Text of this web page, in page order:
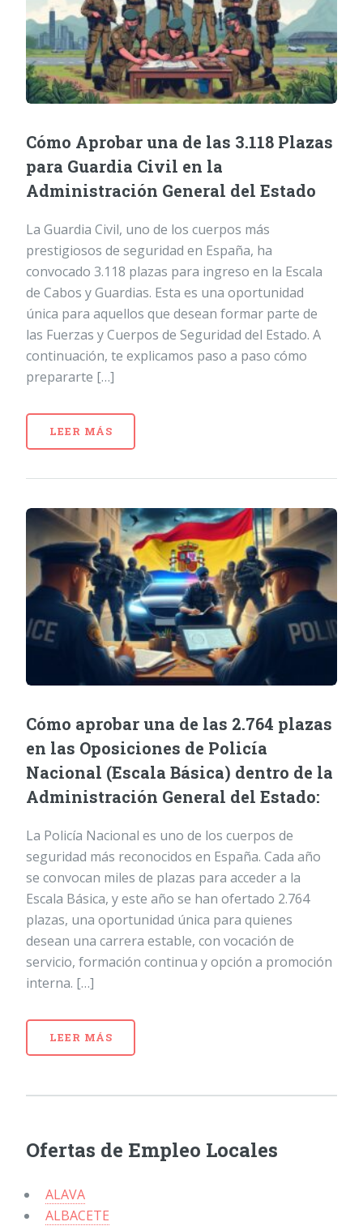
Cómo Aprobar una de las 3.118 Plazas
para Guardia Civil en la
Administración General del Estado
La Guardia Civil, uno de los cuerpos más
prestigiosos de seguridad en España, ha
convocado 3.118 plazas para ingreso en la Escala
de Cabos y Guardias. Esta es una oportunidad
única para aquellos que desean formar parte de
las Fuerzas y Cuerpos de Seguridad del Estado. A
continuación, te explicamos paso a paso cómo
prepararte […]
LEER MÁS
Cómo aprobar una de las 2.764 plazas
en las Oposiciones de Policía
Nacional (Escala Básica) dentro de la
Administración General del Estado:
La Policía Nacional es uno de los cuerpos de
seguridad más reconocidos en España. Cada año
se convocan miles de plazas para acceder a la
Escala Básica, y este año se han ofertado 2.764
plazas, una oportunidad única para quienes
desean una carrera estable, con vocación de
servicio, formación continua y opción a promoción
interna. […]
LEER MÁS
Ofertas de Empleo Locales
ALAVA
ALBACETE